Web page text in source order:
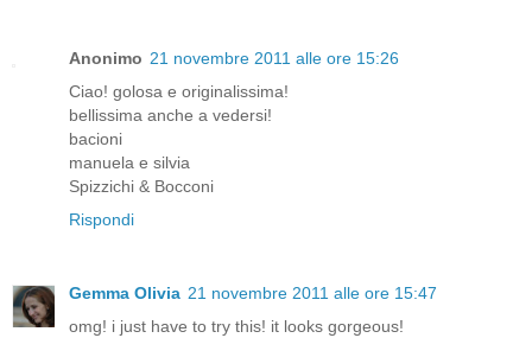
Anonimo 21 novembre 2011 alle ore 15:26
Ciao! golosa e originalissima!
bellissima anche a vedersi!
bacioni
manuela e silvia
Spizzichi & Bocconi
Rispondi
Gemma Olivia 21 novembre 2011 alle ore 15:47
omg! i just have to try this! it looks gorgeous!